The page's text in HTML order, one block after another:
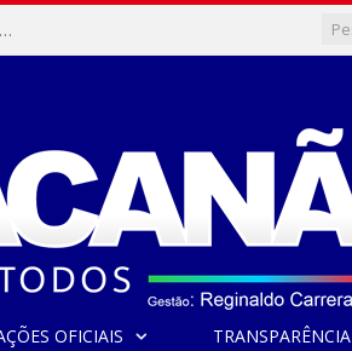
MARACANÃ SAI NA FRENTE NA DISPUTA PELO TÍTULO DA COPA PARÁ SUB-17!
OFICIAIS TRANSPARÊNCIA